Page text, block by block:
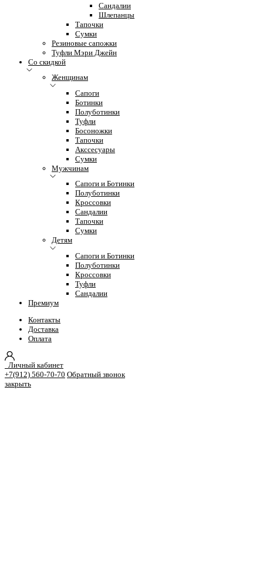
Сандалии
Шлепанцы
Тапочки
Сумки
Резиновые сапожки
Туфли Мэри Джейн
Со скидкой
Женщинам
Сапоги
Ботинки
Полуботинки
Туфли
Босоножки
Тапочки
Акссесуары
Сумки
Мужчинам
Сапоги и Ботинки
Полуботинки
Кроссовки
Сандалии
Тапочки
Сумки
Детям
Сапоги и Ботинки
Полуботинки
Кроссовки
Туфли
Сандалии
Премиум
Контакты
Доставка
Оплата
Личный кабинет
+7(912) 560-70-70 Обратный звонок
закрыть